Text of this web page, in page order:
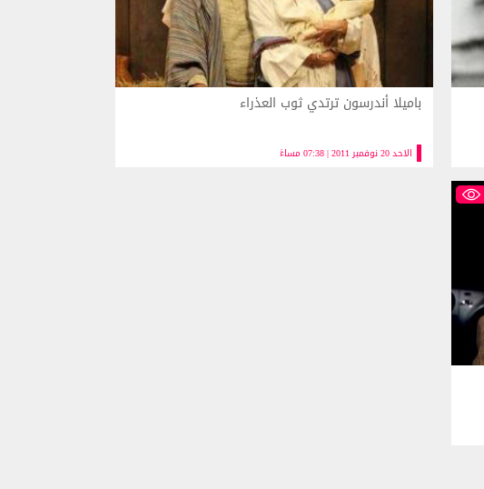
الاحد 20 نوفمبر 2011 | 07:38 مساءً
باميلا أندرسون ترتدي ثوب العذراء